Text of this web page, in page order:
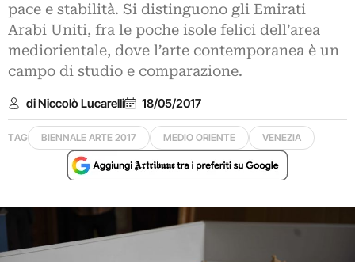
pace e stabilità. Si distinguono gli Emirati
Arabi Uniti, fra le poche isole felici dell’area
mediorientale, dove l’arte contemporanea è un
campo di studio e comparazione.
di Niccolò Lucarelli 18/05/2017
TAG BIENNALE ARTE 2017 MEDIO ORIENTE VENEZIA